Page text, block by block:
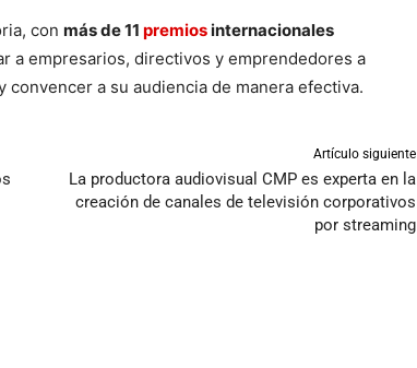
con más de 11 premiosinternacionales
a empresarios, directivos y emprendedores a
a su audiencia de manera efectiva.
Artículo siguiente
La productora audiovisual CMP es experta en la
creación de canales de televisión corporativos
por streaming